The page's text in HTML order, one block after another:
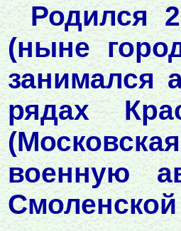
Родился
(ныне
занимался
рядах
военную